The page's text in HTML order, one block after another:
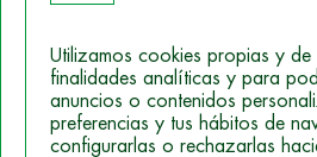
Utilizamos cookies propias y de
finalidades analíticas y para
anuncios o contenidos
preferencias y tus hábitos de
configurarlas o rechazarlas